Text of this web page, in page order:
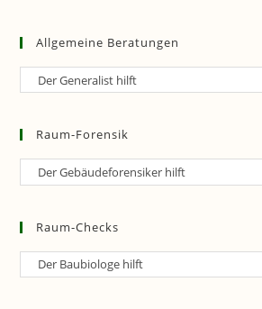
Allgemeine Beratungen
Allgemeine
Raum-Forensik
Raum-
Raum-Checks
Raum-